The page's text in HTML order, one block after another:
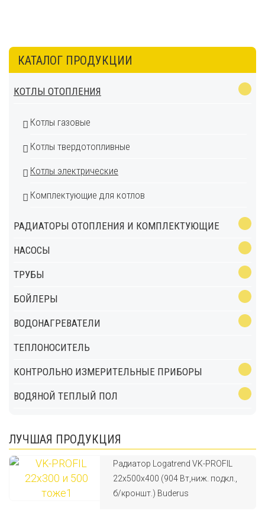
КАТАЛОГ ПРОДУКЦИИ
КОТЛЫ ОТОПЛЕНИЯ
Котлы газовые
Котлы твердотопливные
Котлы электрические
Комплектующие для котлов
РАДИАТОРЫ ОТОПЛЕНИЯ И КОМПЛЕКТУЮЩИЕ
НАСОСЫ
ТРУБЫ
БОЙЛЕРЫ
ВОДОНАГРЕВАТЕЛИ
ТЕПЛОНОСИТЕЛЬ
КОНТРОЛЬНО ИЗМЕРИТЕЛЬНЫЕ ПРИБОРЫ
ВОДЯНОЙ ТЕПЛЫЙ ПОЛ
ЛУЧШАЯ ПРОДУКЦИЯ
Радиатор Logatrend VK-PROFIL
22x500x400 (904 Вт,ниж. подкл.,
б/кроншт.) Buderus